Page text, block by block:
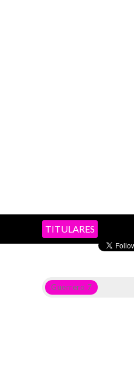
TITULARES
Guerrero 7